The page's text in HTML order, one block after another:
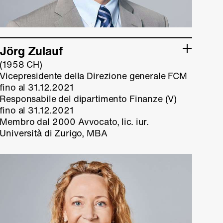
Jörg Zulauf
(1958 CH)
Vicepresidente della Direzione generale FCM
fino al 31.12.2021
Responsabile del dipartimento Finanze (V)
fino al 31.12.2021
Membro dal 2000 Avvocato, lic. iur.
Università di Zurigo, MBA